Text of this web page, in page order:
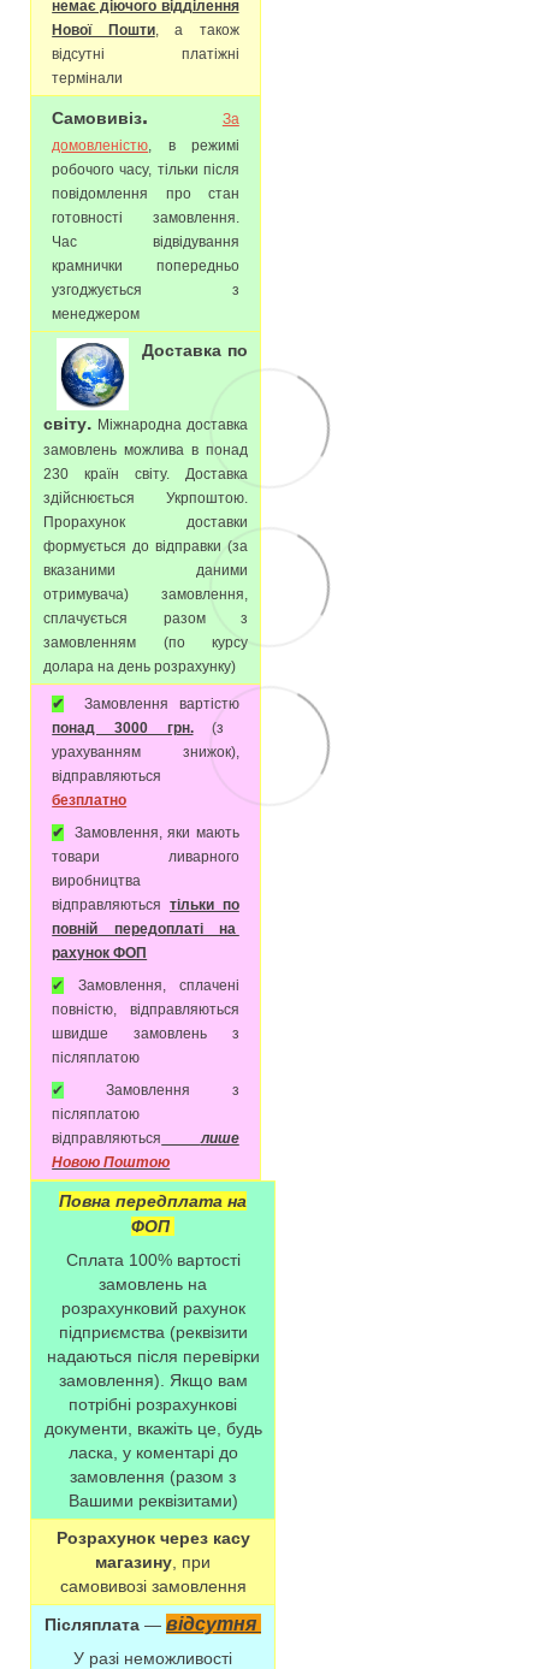
немає діючого відділення
Нової Пошти, а також
відсутні платіжні
термінали
Самовивіз.
За
домовленістю , в режимі
робочого часу, тільки після
повідомлення про стан
готовності замовлення.
Час відвідування
крамнички попередньо
узгоджується з
менеджером
Доставка по
світу. Міжнародна доставка
замовлень можлива в понад
230 країн світу. Доставка
здійснюється Укрпоштою.
Прорахунок доставки
формується до відправки (за
вказаними даними
отримувача) замовлення,
сплачується разом з
замовленням (по курсу
долара на день розрахунку)
✔ Замовлення вартістю
понад 3000 грн.(з
урахуванням знижок),
відправляються
безплатно
✔
Замовлення, яки мають
товари ливарного
виробництва
відправляються тільки по
повній передоплаті на
рахунок ФОП
✔ Замовлення, сплачені
повністю, відправляються
швидше замовлень з
післяплатою
✔ Замовлення з
післяплатою
відправляються
лише
Новою Поштою
Повна передплата на
ФОП
Сплата 100% вартості
замовлень на
розрахунковий рахунок
підприємства (реквізити
надаються після перевірки
замовлення). Якщо вам
потрібні розрахункові
документи, вкажіть це, будь
ласка, у коментарі до
замовлення (разом з
Вашими реквізитами)
Розрахунок через касу
магазину , при
самовивозі замовлення
Післяплата — відсутня
У разі неможливості